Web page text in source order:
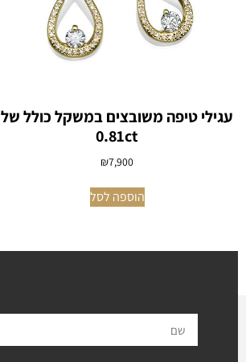
עגילי טיפה משובצים במשקל כולל של
0.81ct
₪7,900
הוספה לסל